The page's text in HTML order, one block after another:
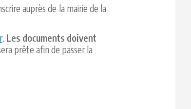
auprès de la mairie de la
. Les documents doivent
prête afin de passer la